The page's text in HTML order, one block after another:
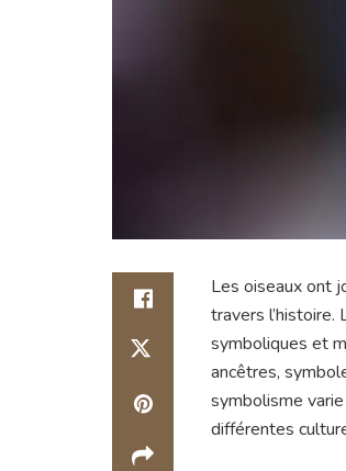
Les oiseaux ont
travers
symboliques et
ancêtres,
symbolisme
différentes